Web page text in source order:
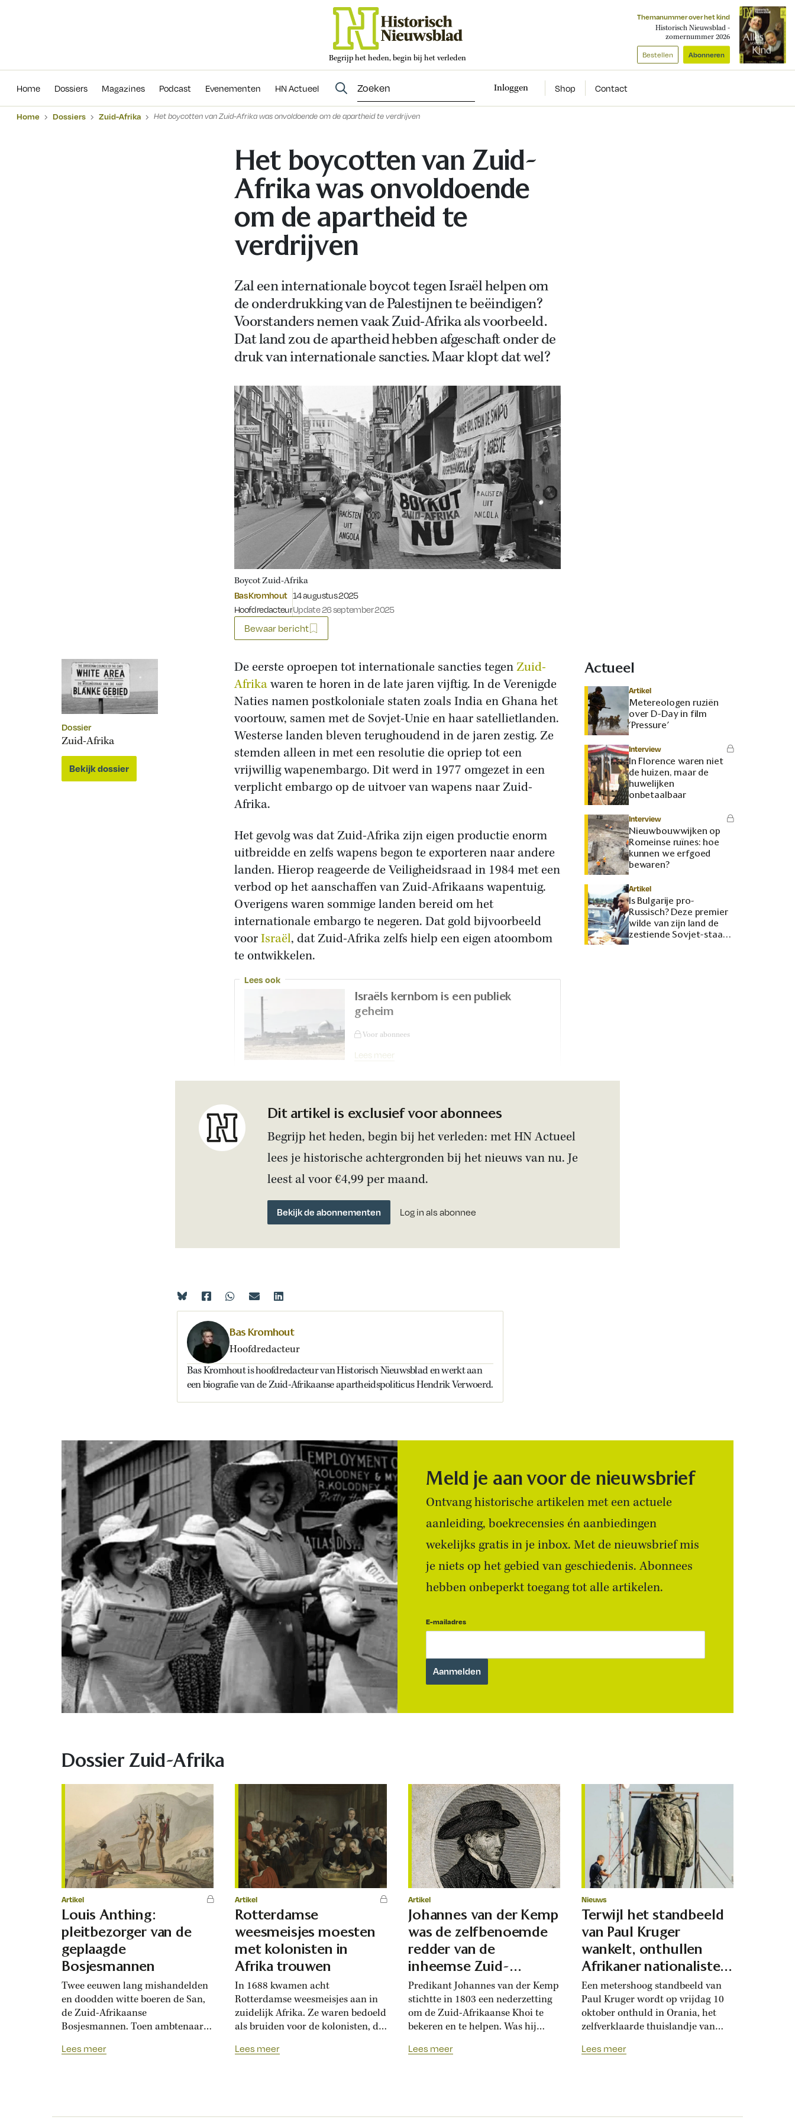
Begrijp het heden, begin bij het verleden
Themanummer over het kind
Historisch Nieuwsblad -
zomernummer 2026
Bestellen Abonneren
Home Dossiers Magazines Podcast Evenementen HN Actueel Inloggen Shop Contact
Evenementen
Home Dossiers Zuid-Afrika Het boycotten van Zuid-Afrika was onvoldoende om de apartheid te verdrijven
Het boycotten van Zuid-
Afrika was onvoldoende
om de apartheid te
verdrijven
Zal een internationale boycot tegen Israël helpen om
de onderdrukking van de Palestijnen te beëindigen?
Voorstanders nemen vaak Zuid-Afrika als voorbeeld.
Dat land zou de apartheid hebben afgeschaft onder de
druk van internationale sancties. Maar klopt dat wel?
Boycot Zuid-Afrika
Bas Kromhout
Hoofdredacteur
Gepubliceerd op:
14 augustus 2025
Update 26 september 2025
Bewaar bericht
Dossier
Zuid-Afrika
Bekijk dossier
De eerste oproepen tot internationale sancties tegenZuid-
Afrikawaren te horen in de late jaren vijftig. In de Verenigde
Naties namen postkoloniale staten zoals India en Ghana het
voortouw, samen met de Sovjet-Unie en haar satellietlanden.
Westerse landen bleven terughoudend in de jaren zestig. Ze
stemden alleen in met een resolutie die opriep tot een
vrijwillig wapenembargo. Dit werd in 1977 omgezet in een
verplicht embargo op de uitvoer van wapens naar Zuid-
Afrika.
Het gevolg was dat Zuid-Afrika zijn eigen productie enorm
uitbreidde en zelfs wapens begon te exporteren naar andere
landen. Hierop reageerde de Veiligheidsraad in 1984 met een
verbod op het aanschaffen van Zuid-Afrikaans wapentuig.
Overigens waren sommige landen bereid om het
internationale embargo te negeren. Dat gold bijvoorbeeld
voorIsraël, dat Zuid-Afrika zelfs hielp een eigen atoombom
te ontwikkelen.
Lees ook
Israëls kernbom is een publiek
geheim
Voor abonnees
Lees meer
Dit artikel is exclusief voor abonnees
Begrijp het heden, begin bij het verleden: met HN Actueel
lees je historische achtergronden bij het nieuws van nu. Je
leest al voor €4,99 per maand.
Bekijk de abonnementen Log in als abonnee
Actueel
Artikel
Metereologen ruziën
over D-Day in film
‘Pressure’
Interview
In Florence waren niet
de huizen, maar de
huwelijken
onbetaalbaar
Interview
Nieuwbouwwijken op
Romeinse ruïnes: hoe
kunnen we erfgoed
bewaren?
Artikel
Is Bulgarije pro-
Russisch? Deze premier
wilde van zijn land de
zestiende Sovjet-staat
maken
Bas Kromhout
Hoofdredacteur
Bas Kromhout is hoofdredacteur van Historisch Nieuwsblad en werkt aan
een biografie van de Zuid-Afrikaanse apartheidspoliticus Hendrik Verwoerd.
Meld je aan voor de nieuwsbrief
Ontvang historische artikelen met een actuele
aanleiding, boekrecensies én aanbiedingen
wekelijks gratis in je inbox. Met de nieuwsbrief mis
je niets op het gebied van geschiedenis. Abonnees
hebben onbeperkt toegang tot alle artikelen.
E-mailadres
Dossier Zuid-Afrika
Artikel
Louis Anthing:
pleitbezorger van de
geplaagde
Bosjesmannen
Twee eeuwen lang mishandelden
en doodden witte boeren de San,
de Zuid-Afrikaanse
Bosjesmannen. Toen ambtenaar
opkwam, werd hij in koloniale
Lees meer
Artikel
Rotterdamse
weesmeisjes moesten
met kolonisten in
Afrika trouwen
In 1688 kwamen acht
Rotterdamse weesmeisjes aan in
zuidelijk Afrika. Ze waren bedoeld
als bruiden voor de kolonisten, die
wachtte een zwaar leven, al
Lees meer
Artikel
Johannes van der Kemp
was de zelfbenoemde
redder van de
inheemse Zuid-
Afrikanen
Predikant Johannes van der Kemp
stichtte in 1803 een nederzetting
om de Zuid-Afrikaanse Khoi te
bekeren en te helpen. Was hij
kolonisator? Daarover verschillen
Lees meer
Nieuws
Terwijl het standbeeld
van Paul Kruger
wankelt, onthullen
Afrikaner nationalisten
een kopie
Een metershoog standbeeld van
Paul Kruger wordt op vrijdag 10
oktober onthuld in Orania, het
zelfverklaarde thuislandje van
Het gaat om een exacte kopie van
Lees meer